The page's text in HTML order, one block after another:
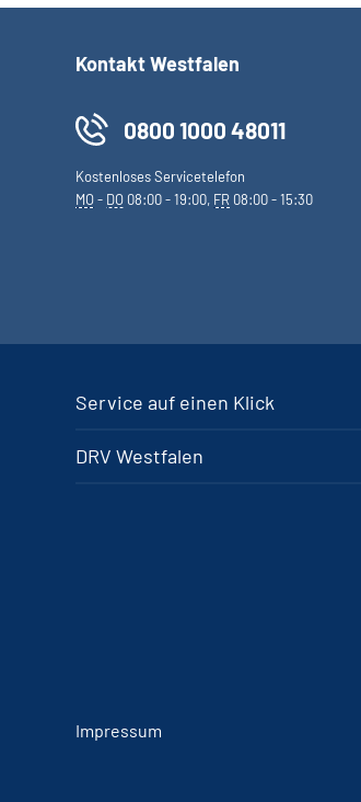
Kontakt Westfalen
0800 1000 48011
Kostenloses Servicetelefon
MO- DO 08:00 - 19:00, FR 08:00 - 15:30
Service auf einen Klick
DRV Westfalen
Impressum